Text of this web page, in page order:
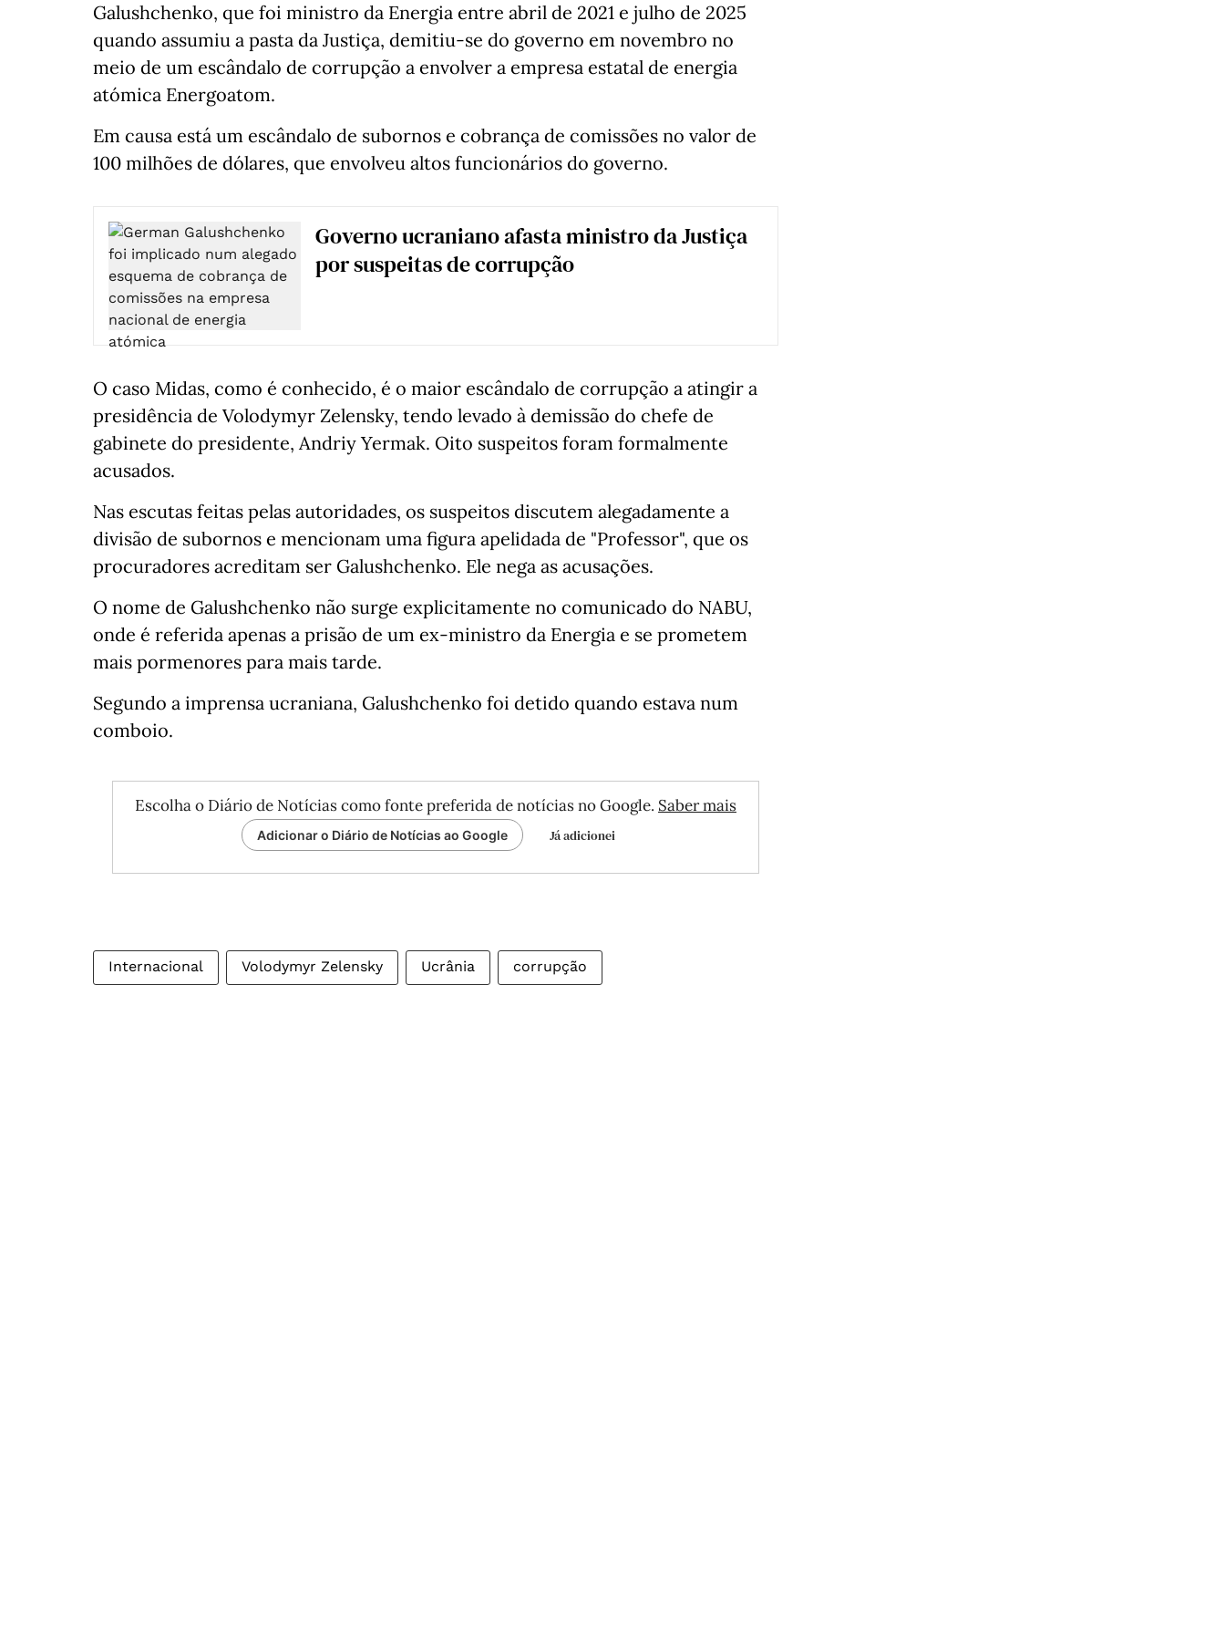
Galushchenko, que foi ministro da Energia entre abril de 2021 e julho de 2025
quando assumiu a pasta da Justiça, demitiu-se do governo em novembro no
meio de um escândalo de corrupção a envolver a empresa estatal de energia
atómica Energoatom.
Em causa está um escândalo de subornos e cobrança de comissões no valor de
100 milhões de dólares, que envolveu altos funcionários do governo.
Governo ucraniano afasta ministro da Justiça
por suspeitas de corrupção
O caso Midas, como é conhecido, é o maior escândalo de corrupção a atingir a
presidência de Volodymyr Zelensky, tendo levado à demissão do chefe de
gabinete do presidente, Andriy Yermak. Oito suspeitos foram formalmente
acusados.
Nas escutas feitas pelas autoridades, os suspeitos discutem alegadamente a
divisão de subornos e mencionam uma figura apelidada de "Professor", que os
procuradores acreditam ser Galushchenko. Ele nega as acusações.
O nome de Galushchenko não surge explicitamente no comunicado do NABU,
onde é referida apenas a prisão de um ex-ministro da Energia e se prometem
mais pormenores para mais tarde.
Segundo a imprensa ucraniana, Galushchenko foi detido quando estava num
comboio.
Escolha o Diário de Notícias como fonte preferida de notícias no Google. Saber mais
Adicionar o Diário de Notícias ao Google Já adicionei
Internacional Volodymyr Zelensky Ucrânia corrupção